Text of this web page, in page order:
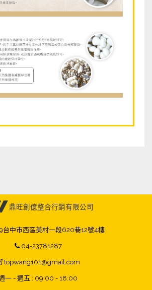
鼎旺創億整合行銷有限公司
中市西區美村一段620巷12號4樓
04-23781287
topwang101@gmail.com
一 - 週五 : 09:00 - 18:00